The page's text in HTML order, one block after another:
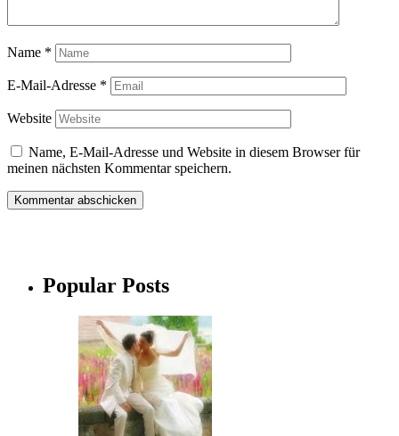
Name *
E-Mail-Adresse *
Website
Name, E-Mail-Adresse und Website in diesem Browser für
meinen nächsten Kommentar speichern.
Popular Posts